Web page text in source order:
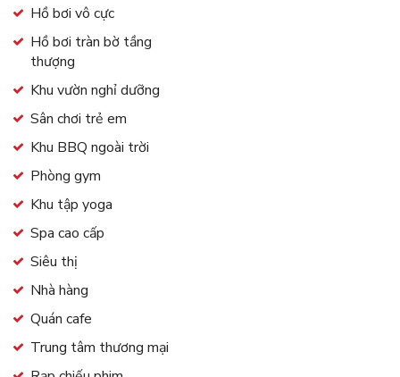
Hồ bơi vô cực
Hồ bơi tràn bờ tầng
thượng
Khu vườn nghỉ dưỡng
Sân chơi trẻ em
Khu BBQ ngoài trời
Phòng gym
Khu tập yoga
Spa cao cấp
Siêu thị
Nhà hàng
Quán cafe
Trung tâm thương mại